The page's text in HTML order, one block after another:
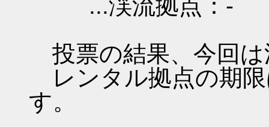
...渓流拠点：-
投票の結果、今回
レンタル拠点の期
す。